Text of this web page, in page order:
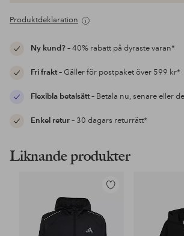
Produktdeklaration
Ny kund?– 40% rabatt på dyraste varan*
Fri frakt– Gäller för postpaket över 599 kr*
Flexibla betalsätt– Betala nu, senare eller
Enkel retur– 30 dagars returrätt*
Liknande produkter
Lägg
favoriter